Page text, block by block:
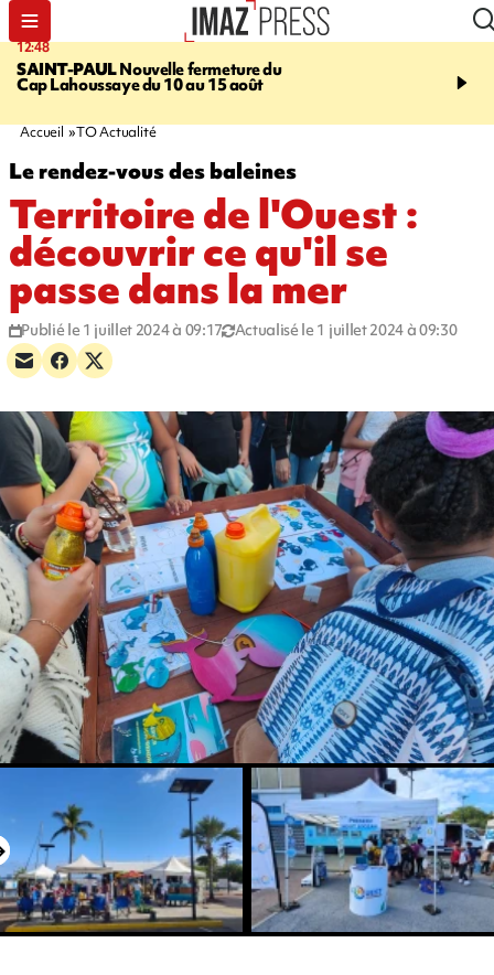
12:48
SAINT-PAULNouvelle fermeture du
Cap Lahoussaye du 10 au 15 août
14:23
massif de migrants, la
Accueil TO Actualité
Le rendez-vous des baleines
Territoire de l'Ouest :
découvrir ce qu'il se
passe dans la mer
Publié le 1 juillet 2024 à 09:17 Actualisé le 1 juillet 2024 à 09:30